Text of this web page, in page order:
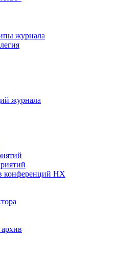
журнала
журнала
конференций НХ